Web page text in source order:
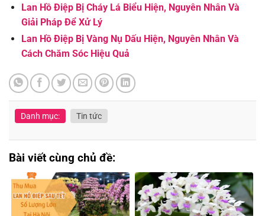
Lan Hồ Điệp Bị Cháy Lá Biểu Hiện, Nguyên Nhân Và
Giải Pháp Để Xử Lý
Lan Hồ Điệp Bị Vàng Nụ Dấu Hiện, Nguyên Nhân Và
Cách Chăm Sóc Hiệu Quả
Danh mục: Tin tức
Bài viết cùng chủ đề: